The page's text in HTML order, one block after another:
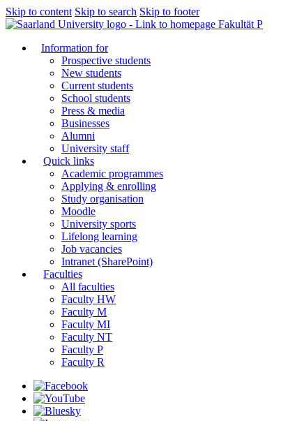
Skip to content Skip to search Skip to footer
Fakultät P
Information for
Prospective students
New students
Current students
School students
Press & media
Businesses
Alumni
University staff
Quick links
Academic programmes
Applying & enrolling
Study organisation
Moodle
University sports
Lifelong learning
Job vacancies
Intranet (SharePoint)
Faculties
All faculties
Faculty HW
Faculty M
Faculty MI
Faculty NT
Faculty P
Faculty R